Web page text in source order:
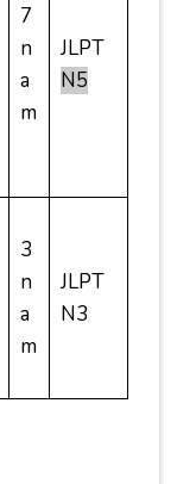
7
n
a
m
JLPT
N5
3
n
a
m
JLPT
N3